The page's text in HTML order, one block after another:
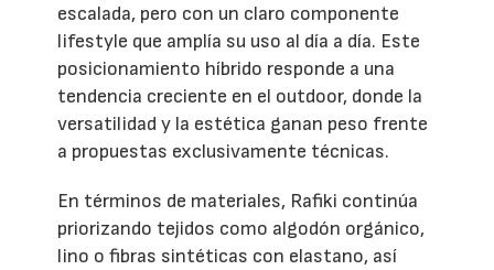
escalada, pero con un claro componente
lifestyle que amplía su uso al día a día. Este
posicionamiento híbrido responde a una
tendencia creciente en el outdoor, donde la
versatilidad y la estética ganan peso frente
a propuestas exclusivamente técnicas.
En términos de materiales, Rafiki continúa
priorizando tejidos como algodón orgánico,
lino o fibras sintéticas con elastano, así